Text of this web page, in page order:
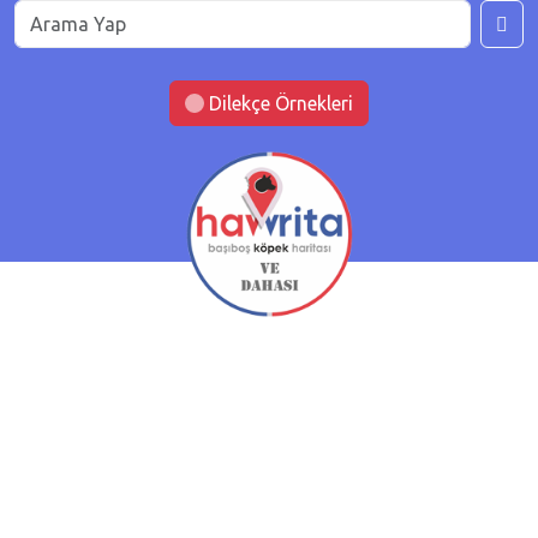
Dilekçe Örnekleri